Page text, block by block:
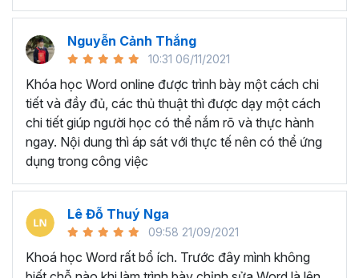
BẠN SẼ HỌC ĐƯỢC GÌ Ở
KHÓA HỌC TUYỆT ĐỈNH
MICROSOFT WORD?
Với thời lượng học tập là7h37 giờ học, khóa học gồm
có 5 chương và 49 bài giảngsẽ trang bị cho người học
tất tần về những công cụ, chức năng xử lý các văn bản
phổ biến trên Microsoft Word.
Chắc chắn dù đã làm việc với Word lâu năm nhưng bạn
vẫn sẽ bất ngờ và ngạc nhiên trước tính năng tuyệt vời
của Word trong khóa học trên. Vậy bạn sẽ học được
những gì ở khóa học này?
Nguyễn Cảnh Thắng
10:31 06/11/2021
Khóa học Word online được trình bày một cách chi
tiết và đầy đủ, các thủ thuật thì được dạy một cách
chi tiết giúp người học có thể nắm rõ và thực hành
ngay. Nội dung thì áp sát với thực tế nên có thể ứng
dụng trong công việc
Lê Đỗ Thuý Nga
09:58 21/09/2021
Khoá học Word rất bổ ích. Trước đây mình không